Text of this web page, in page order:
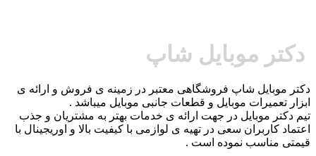
دکتر موبایل شاپ
دکتر موبایل شاپ فروشگاهی معتبر در زمینه ی فروش و ارائه ی
ابزار تعمیرات موبایل و قطعات جانبی موبایل میباشد .
تیم دکتر موبایل در جهت ارائه ی خدمات بهتر به مشتریان و جذب
اعتماد کاربران سعی در تهیه ی لوازمی با کیفیت بالا و اوریجینال با
قیمتی مناسب نموده است .